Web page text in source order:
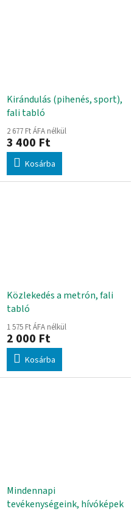
Kirándulás (pihenés, sport),
fali tabló
2 677 Ft ÁFA nélkül
3 400 Ft
Kosárba
Közlekedés a metrón, fali
tabló
1 575 Ft ÁFA nélkül
2 000 Ft
Kosárba
Mindennapi
tevékenységeink, hívóképek